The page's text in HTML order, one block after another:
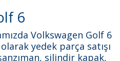
6
Volkswagen Golf 6
yedek parça satışı
silindir kapak,